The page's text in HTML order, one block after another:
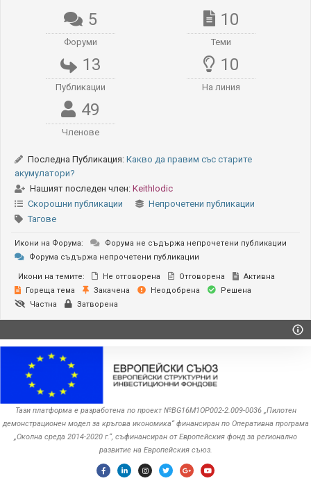
5
Форуми
10
Теми
13
Публикации
10
На линия
49
Членове
Последна Публикация: Какво да правим със старите
акумулатори?
Нашият последен член: KeithIodic
Скорошни публикации
Непрочетени публикации
Тагове
Икони на Форума:
Форума не съдържа непрочетени публикации
Форума съдържа непрочетени публикации
Икони на темите: Не отговорена Отговорена
Активна
Гореща тема
Закачена Неодобрена
Решена
Частна
Затворена
Тази платформа е разработена по проект №BG16M1OP002-2.‎009-0036 „Пилотен
демонстрационен модел за кръгова икономика“ финансиран по Оперативна програма
„Околна среда ‎‎2014-2020 г.“, съфинансиран от Европейския фонд за регионално
развитие на Европейския съюз.